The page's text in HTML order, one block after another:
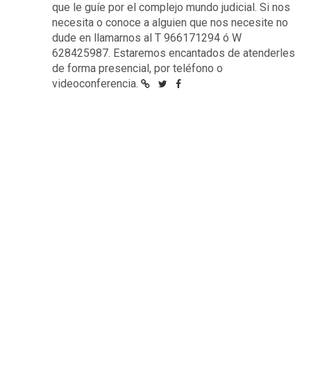
que le guíe por el complejo mundo judicial. Si nos
necesita o conoce a alguien que nos necesite no
dude en llamarnos al T 966171294 ó W
628425987. Estaremos encantados de atenderles
de forma presencial, por teléfono o
videoconferencia.